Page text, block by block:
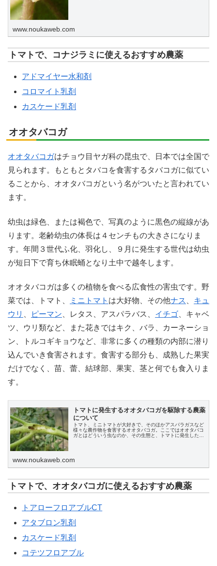
www.noukaweb.com
トマトで、コナジラミに使えるおすすめ農薬
アドマイヤー水和剤
コロマイト乳剤
カスケード乳剤
オオタバコガ
オオタバコガはチョウ目ヤガ科の昆虫で、日本では全国で
見られます。もともとタバコを食害するタバコガに似てい
ることから、オオタバコガという名がついたと言われてい
ます。
幼虫は緑色、または褐色で、写真のように黒色の縦線があ
ります。老齢幼虫の体長は４センチもの大きさになりま
す。年間３世代ふ化、羽化し、９月に発生する世代は幼虫
が短日下で育ち休眠蛹となり土中で越冬します。
オオタバコガは多くの植物を食べる広食性の害虫です。野
菜では、トマト、
ミニトマト は大好物、その他ナス
キュ
ウリ
ピーマン 、レタス、アスパラバス、 イチゴ 、キャベ
ツ、ウリ類など、また花きではキク、バラ、カーネーショ
ン、トルコギキョウなど、非常に多くの種類の内部に潜り
込んでいき食害されます。食害する部分も、成熟した果実
だけでなく、苗、蕾、結球部、果実、茎と何でも食入りま
す。
トマトに発生するオオタバコガを駆除する農薬
について
トマト、ミニトマトが大好きで、そのほかアスパラガスなど
様々な農作物を食害するオオタバコガ。ここではオオタバコ
ガとはどういう虫なのか、その生態と、トマトに発生した場
www.noukaweb.com
トマトで、オオタバコガに使えるおすすめ農薬
トアローフロアブルCT
アタブロン乳剤
カスケード乳剤
コテツフロアブル